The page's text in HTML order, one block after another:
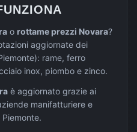
o rottame prezzi Novara?
aggiornate dei
): rame, ferro
inox, piombo e zinco.
è aggiornato grazie ai
manifatturiere e
Piemonte.